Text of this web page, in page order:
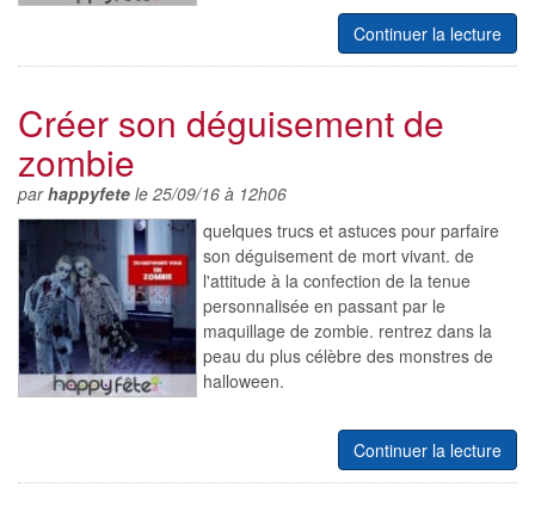
Continuer la lecture
Créer son déguisement de
zombie
parhappyfete le 25/09/16 à 12h06
quelques trucs et astuces pour parfaire
son déguisement de mort vivant. de
l'attitude à la confection de la tenue
personnalisée en passant par le
maquillage de zombie. rentrez dans la
peau du plus célèbre des monstres de
halloween.
Continuer la lecture